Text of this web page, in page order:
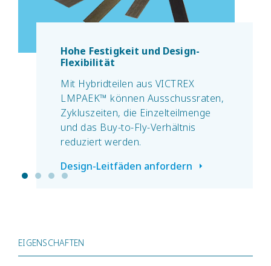
Hohe Festigkeit und Design-
Flexibilität
Mit Hybridteilen aus VICTREX
LMPAEK™ können Ausschussraten,
Zykluszeiten, die Einzelteilmenge
und das Buy-to-Fly-Verhältnis
reduziert werden.
Design-Leitfäden anfordern
EIGENSCHAFTEN